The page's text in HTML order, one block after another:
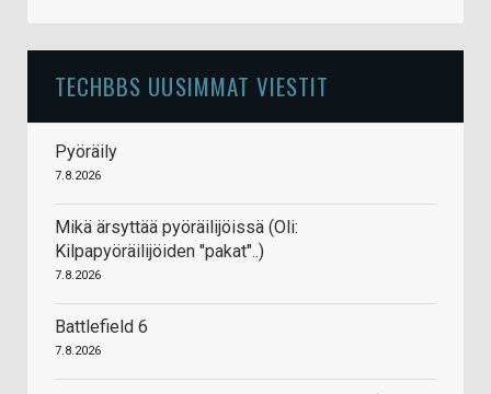
TECHBBS UUSIMMAT VIESTIT
Pyöräily
7.8.2026
Mikä ärsyttää pyöräilijöissä (Oli:
Kilpapyöräilijöiden "pakat"..)
7.8.2026
Battlefield 6
7.8.2026